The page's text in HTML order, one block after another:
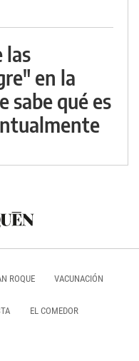
las
en la
sabe qué es
ROQUE VACUNACIÓN
EL COMEDOR